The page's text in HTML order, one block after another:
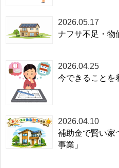
2026.05.17
ナフサ不足・物
2026.04.25
今できることを
2026.04.10
補助金で賢い家
事業」